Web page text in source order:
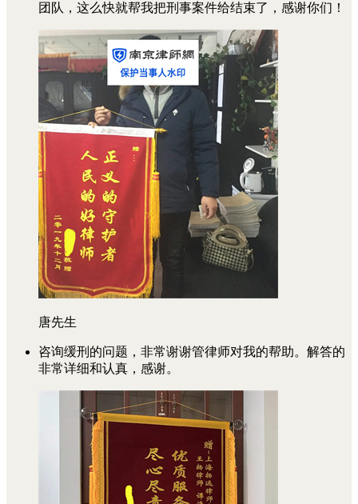
团队，这么快就帮我把刑事案件给结束了，感谢你们！
唐先生
咨询缓刑的问题，非常谢谢管律师对我的帮助。解答的
非常详细和认真，感谢。